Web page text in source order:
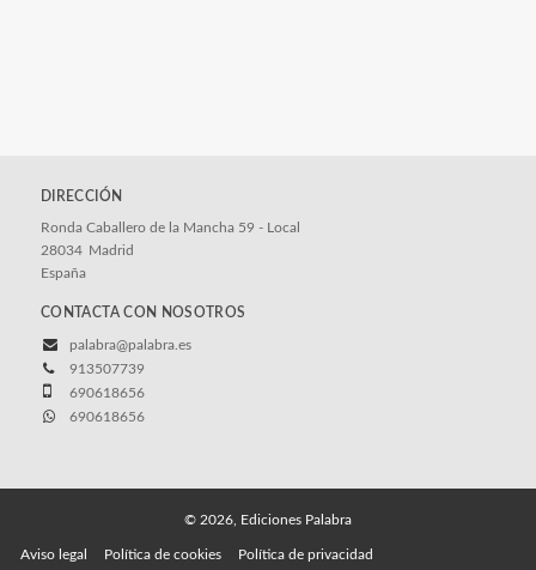
DIRECCIÓN
Ronda Caballero de la Mancha 59 - Local
28034 Madrid
España
CONTACTA CON NOSOTROS
palabra@palabra.es
913507739
690618656
690618656
© 2026, Ediciones Palabra
Aviso legal Política de cookies Política de privacidad